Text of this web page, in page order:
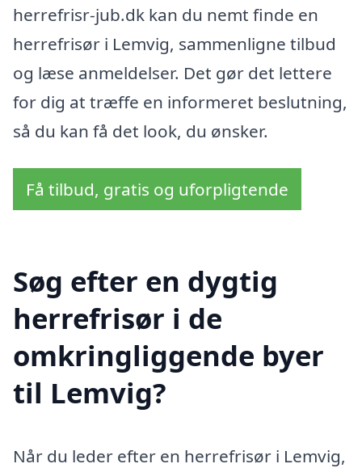
herrefrisr-jub.dk kan du nemt finde en
herrefrisør i Lemvig, sammenligne tilbud
og læse anmeldelser. Det gør det lettere
for dig at træffe en informeret beslutning,
så du kan få det look, du ønsker.
Få tilbud, gratis og uforpligtende
Søg efter en dygtig
herrefrisør i de
omkringliggende byer
til Lemvig?
Når du leder efter en herrefrisør i Lemvig,